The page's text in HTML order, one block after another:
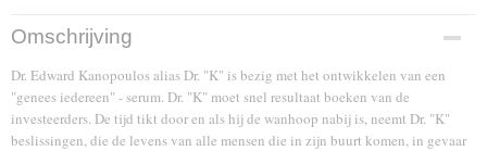
EAN code
8717185533385
Omschrijving
Dr. Edward Kanopoulos alias Dr. "K" is bezig met het ontwikkelen van een
"genees iedereen" - serum. Dr. "K" moet snel resultaat boeken van de
investeerders. De tijd tikt door en als hij de wanhoop nabij is, neemt Dr. "K"
beslissingen, die de levens van alle mensen die in zijn buurt komen, in gevaar